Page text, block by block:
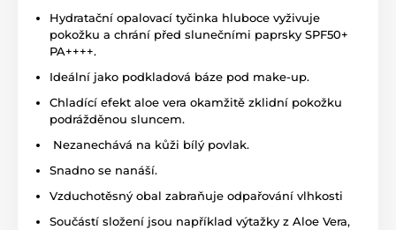
Hydratační opalovací tyčinka hluboce vyživuje
pokožku a chrání před slunečními paprsky SPF50+
PA++++.
Ideální jako podkladová báze pod make-up.
Chladící efekt aloe vera okamžitě zklidní pokožku
podrážděnou sluncem.
Nezanechává na kůži bílý povlak.
Snadno se nanáší.
Vzduchotěsný obal zabraňuje odpařování vlhkosti
Součástí složení jsou například výtažky z Aloe Vera,